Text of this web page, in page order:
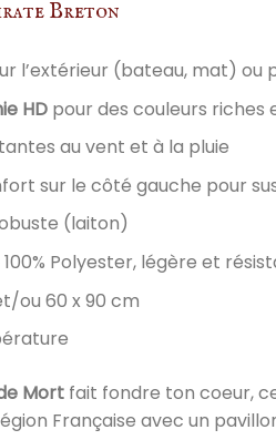
Breton
l’extérieur (bateau, mat) ou
HDpour des couleurs riches
au vent et à la pluie
sur le côté gauche pour
(laiton)
100% Polyester, légère et
ou 60 x 90 cm
Mort fait fondre ton coeur,
Française avec un